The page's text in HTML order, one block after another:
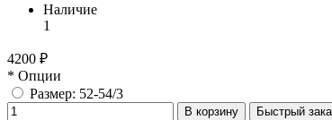
Наличие
1
4200 ₽
* Опции
Размер: 52-54/3
В корзину
Быстрый